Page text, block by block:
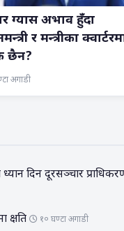
ग्यास अभाव हुँदा
र मन्त्रीका
छैन?
अगाडी
दिन दूरसञ्चार
क्षति १० घण्टा अगाडी